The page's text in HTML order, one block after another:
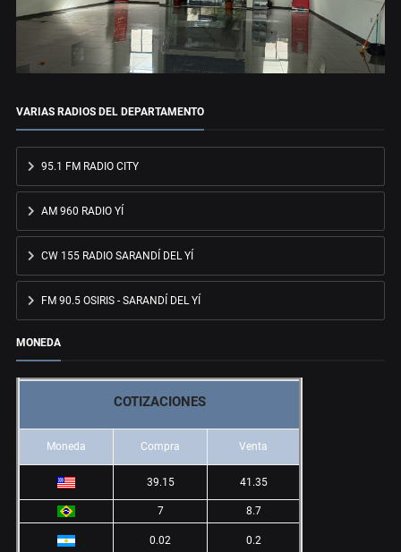
VARIAS RADIOS DEL DEPARTAMENTO
95.1 FM RADIO CITY
AM 960 RADIO YÍ
CW 155 RADIO SARANDÍ DEL YÍ
FM 90.5 OSIRIS - SARANDÍ DEL YÍ
MONEDA
COTIZACIONES
Moneda Compra Venta
39.15 41.35
7 8.7
0.02 0.2